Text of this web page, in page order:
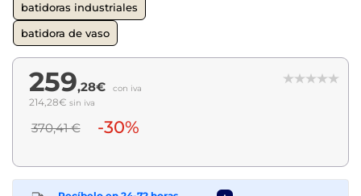
batidoras industriales
batidora de vaso
259,28€ con iva
214,28€ sin iva
370,41 € -30%